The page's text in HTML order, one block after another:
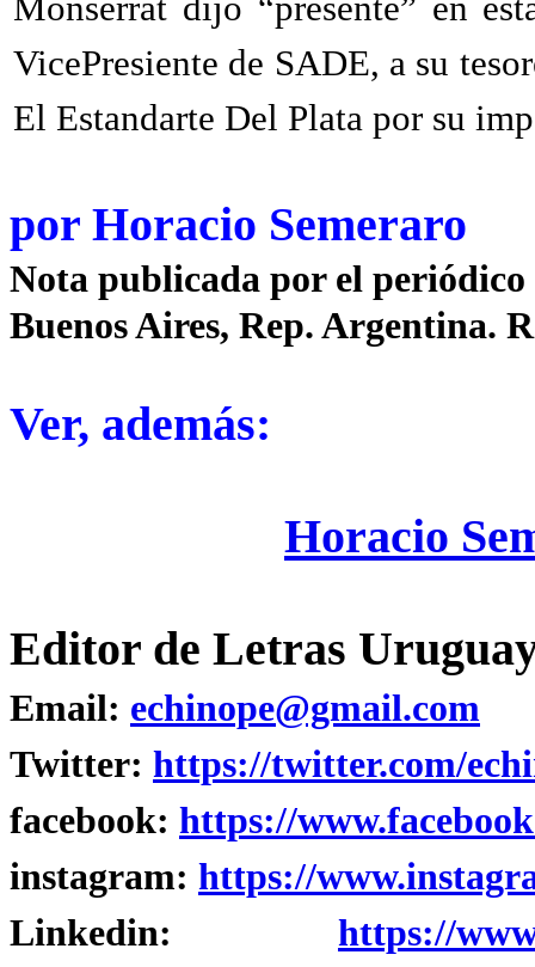
VicePresiente de SADE, a su
El Estandarte Del Plata por su
por Horacio Semeraro
Nota publicada por el
Buenos Aires, Rep. Argentina.
Ver, además:
Horacio
Editor de Letras
Email: echinope@gmail.com
Twitter: https://twitter.com/
facebook: https://
instagram: https://
Linkedin: https://